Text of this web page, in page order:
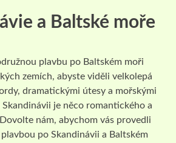
a Baltské moře
plavbu po Baltském moři
zemích, abyste viděli velkolepá
dramatickými útesy a mořskými
je něco romantického a
nám, abychom vás provedli
po Skandinávii a Baltském